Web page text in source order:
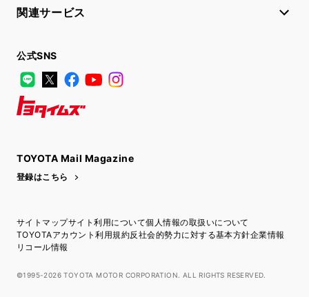
関連サービス
公式SNS
LINE
X FacebookYouTube
TOYOTA Mail Magazine
登録はこちら
サイトマップサイト利用について個人情報の取扱いについて
TOYOTAアカウント利用規約反社会的勢力に対する基本方針企業情報
リコール情報
©1995-2026 TOYOTA MOTOR CORPORATION. ALL RIGHTS RESERVED.